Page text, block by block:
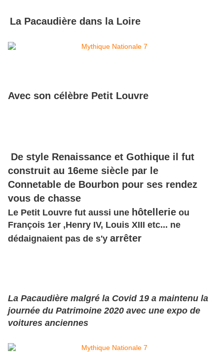
La Pacaudière dans la Loire
Avec son célèbre Petit Louvre
De style Renaissance et Gothique il fut
construit au 16eme siècle par le
Connetable de Bourbon pour ses rendez
vous de chasse
Le Petit Louvre fut aussi une hôtellerie ou
François 1er ,Henry IV, Louis XIII etc... ne
dédaignaient pas de s'y arrêter
La Pacaudière malgré la Covid 19 a maintenu la
journée du Patrimoine 2020 avec une expo de
voitures anciennes